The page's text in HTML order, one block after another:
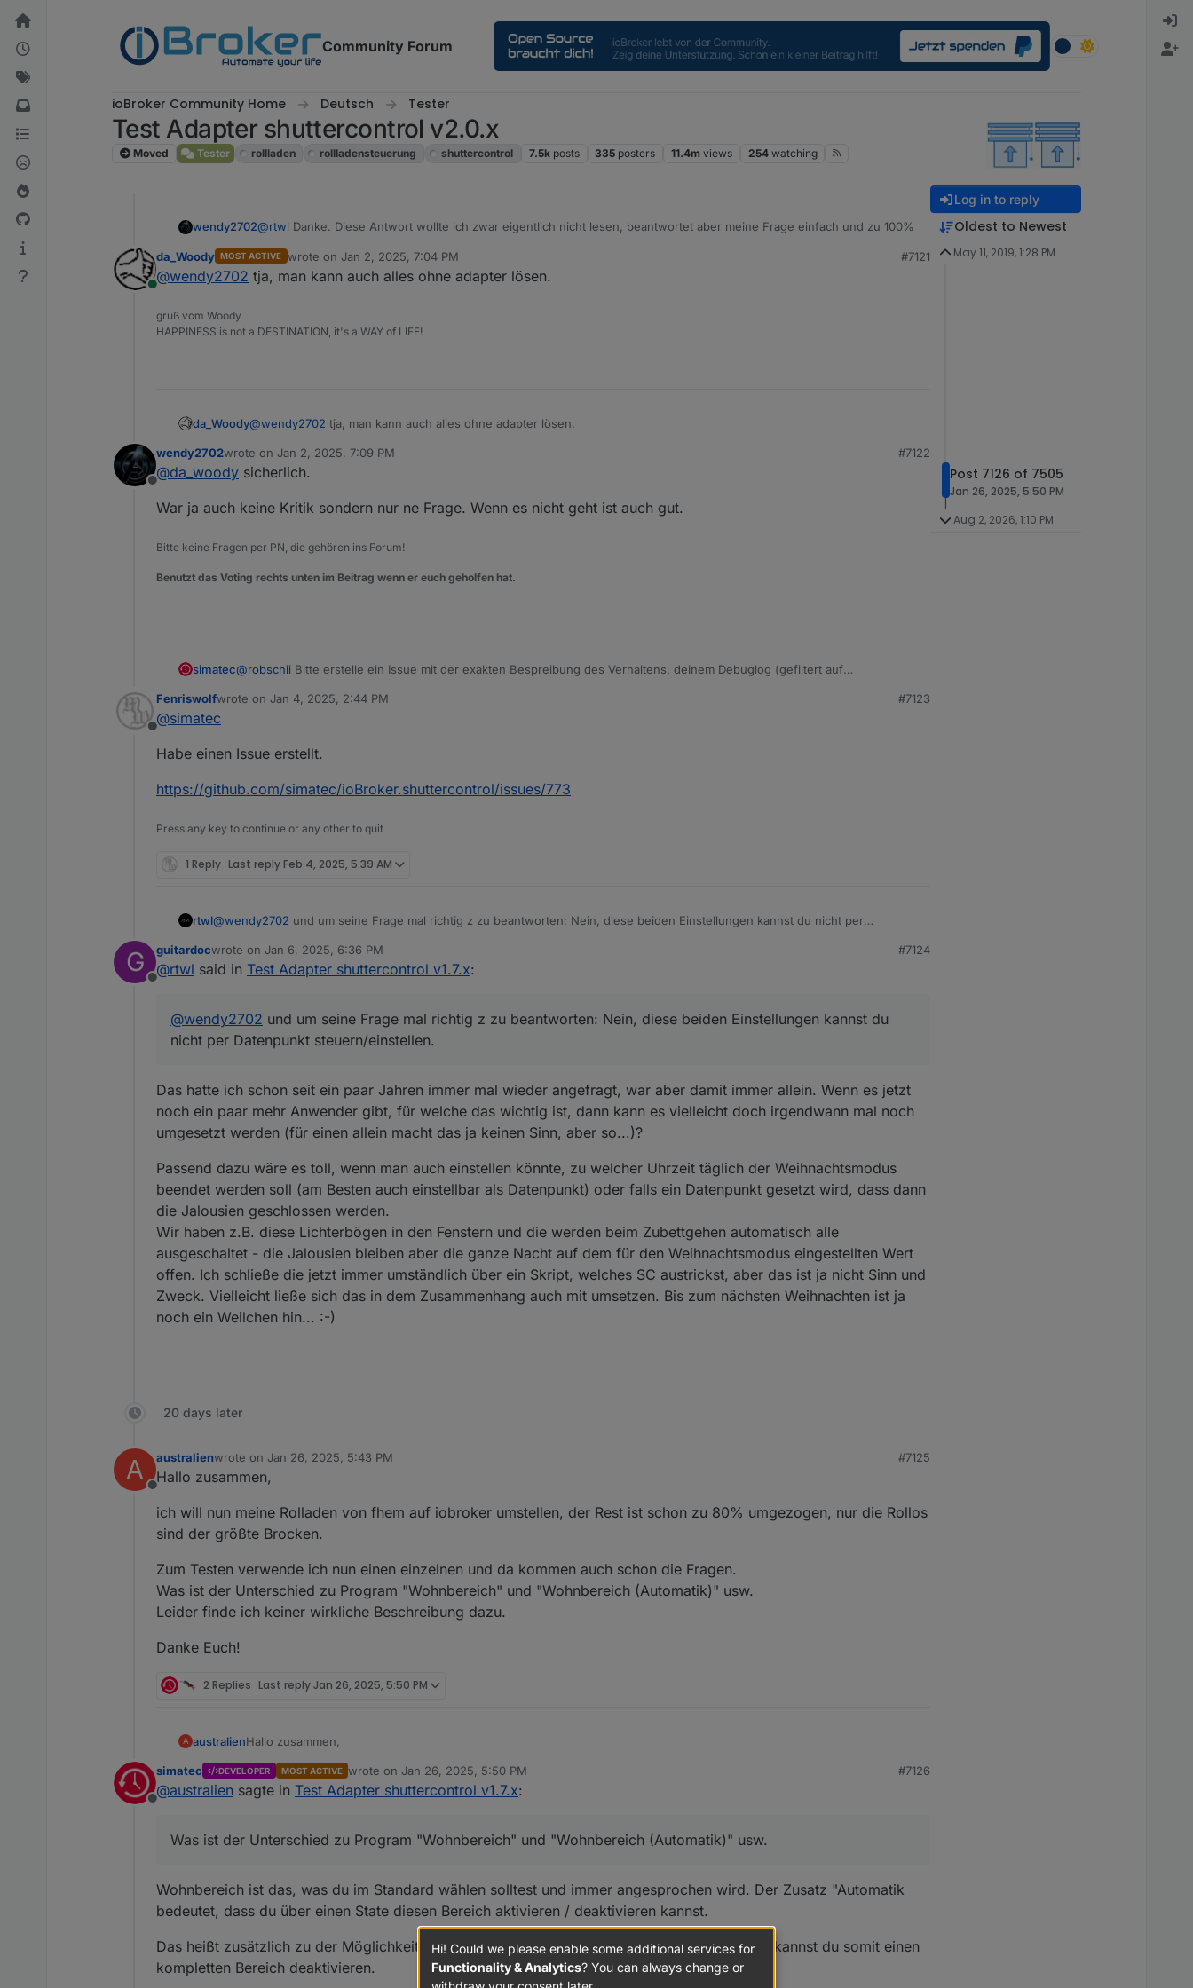
Skip to content
Community Forum
ioBroker Community Home Deutsch Tester
Test Adapter shuttercontrol v2.0.x
Moved Tester rollladen rollladensteuerung shuttercontrol 7.5k posts 335 posters 11.4m views 254 watching
wendy2702@rtwl Danke. Diese Antwort wollte ich zwar eigentlich nicht lesen, beantwortet aber meine Frage einfach und zu 100%
@da_Woody: wenn ich, aus welchem Grund auch immer, zwischen dem eingestellten Zeitraum nicht zu Hause bin,
könnten die Rollladen zur normalen Zeit schliessen. das könnte man mitr Anwesendheit oder sonst was verknüpfen.
Online
da_Woody MOST ACTIVE wrote on Jan 2, 2025, 7:04 PM
last edited by
#7121
@wendy2702 tja, man kann auch alles ohne adapter lösen.
gruß vom Woody
HAPPINESS is not a DESTINATION, it's a WAY of LIFE!
da_Woody@wendy2702 tja, man kann auch alles ohne adapter lösen.
Offline
wendy2702wrote on Jan 2, 2025, 7:09 PM
last edited by
#7122
@da_woody sicherlich.
War ja auch keine Kritik sondern nur ne Frage. Wenn es nicht geht ist auch gut.
Bitte keine Fragen per PN, die gehören ins Forum!
Benutzt das Voting rechts unten im Beitrag wenn er euch geholfen hat.
simatec@robschii Bitte erstelle ein Issue mit der exakten Bespreibung des Verhaltens, deinem Debuglog (gefiltert auf
Offline
Fenriswolfwrote on Jan 4, 2025, 2:44 PM
last edited by
#7123
@simatec
Habe einen Issue erstellt.
https://github.com/simatec/ioBroker.shuttercontrol/issues/773
Press any key to continue or any other to quit
1 Reply Last reply Feb 4, 2025, 5:39 AM
rtwl@wendy2702 und um seine Frage mal richtig z zu beantworten: Nein, diese beiden Einstellungen kannst du nicht per
G
Offline
guitardocwrote on Jan 6, 2025, 6:36 PM
last edited by
#7124
@rtwl said in Test Adapter shuttercontrol v1.7.x:
@wendy2702 und um seine Frage mal richtig z zu beantworten: Nein, diese beiden Einstellungen kannst du
nicht per Datenpunkt steuern/einstellen.
Das hatte ich schon seit ein paar Jahren immer mal wieder angefragt, war aber damit immer allein. Wenn es jetzt
noch ein paar mehr Anwender gibt, für welche das wichtig ist, dann kann es vielleicht doch irgendwann mal noch
umgesetzt werden (für einen allein macht das ja keinen Sinn, aber so...)?
Passend dazu wäre es toll, wenn man auch einstellen könnte, zu welcher Uhrzeit täglich der Weihnachtsmodus
beendet werden soll (am Besten auch einstellbar als Datenpunkt) oder falls ein Datenpunkt gesetzt wird, dass dann
die Jalousien geschlossen werden.
Wir haben z.B. diese Lichterbögen in den Fenstern und die werden beim Zubettgehen automatisch alle
ausgeschaltet - die Jalousien bleiben aber die ganze Nacht auf dem für den Weihnachtsmodus eingestellten Wert
offen. Ich schließe die jetzt immer umständlich über ein Skript, welches SC austrickst, aber das ist ja nicht Sinn und
Zweck. Vielleicht ließe sich das in dem Zusammenhang auch mit umsetzen. Bis zum nächsten Weihnachten ist ja
noch ein Weilchen hin... :-)
20 days later
A
Offline
australienwrote on Jan 26, 2025, 5:43 PM
last edited by
#7125
Hallo zusammen,
ich will nun meine Rolladen von fhem auf iobroker umstellen, der Rest ist schon zu 80% umgezogen, nur die Rollos
sind der größte Brocken.
Zum Testen verwende ich nun einen einzelnen und da kommen auch schon die Fragen.
Was ist der Unterschied zu Program "Wohnbereich" und "Wohnbereich (Automatik)" usw.
Leider finde ich keiner wirkliche Beschreibung dazu.
Danke Euch!
2 Replies Last replyJan 26, 2025, 5:50 PM
A australienHallo zusammen,
ich will nun meine Rolladen von fhem auf iobroker umstellen, der Rest ist schon zu 80% umgezogen, nur die Rollos sind
der größte Brocken.
Leider finde ich keiner wirkliche Beschreibung dazu.
Danke Euch!
Offline
simatec DEVELOPER MOST ACTIVE wrote onJan 26, 2025, 5:50 PM
last edited by
#7126
@australien sagte in Test Adapter shuttercontrol v1.7.x:
Was ist der Unterschied zu Program "Wohnbereich" und "Wohnbereich (Automatik)" usw.
Wohnbereich ist das, was du im Standard wählen solltest und immer angesprochen wird. Der Zusatz "Automatik
bedeutet, dass du über einen State diesen Bereich aktivieren / deaktivieren kannst.
Das heißt zusätzlich zu der Möglichkeit einzelne Rollläden in der Automatik zu deaktivieren, kannst du somit einen
kompletten Bereich deaktivieren.
Log in to reply
Oldest to Newest
May 11, 2019, 1:28 PM
Post 7126 of 7505
Jan 26, 2025, 5:50 PM
Aug 2, 2026, 1:10 PM
Hi! Could we please enable some additional services for
Functionality & Analytics? You can always change or